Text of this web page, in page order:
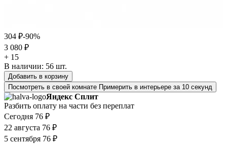
304 ₽-90%
3 080 ₽
+ 15
В наличии: 56 шт.
Добавить в корзину
Посмотреть в своей комнате Примерить в интерьере за 10 секунд
Яндекс Сплит
Разбить оплату на части без переплат
Сегодня 76 ₽
22 августа 76 ₽
5 сентября 76 ₽